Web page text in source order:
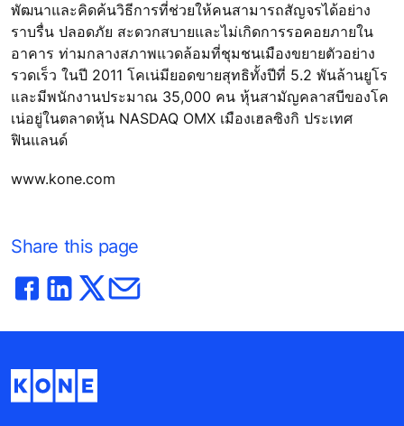
พัฒนาและคิดค้นวิธีการที่ช่วยให้คนสามารถสัญจรได้อย่าง
ราบรื่น ปลอดภัย สะดวกสบายและไม่เกิดการรอคอยภายใน
อาคาร ท่ามกลางสภาพแวดล้อมที่ชุมชนเมืองขยายตัวอย่าง
รวดเร็ว ในปี 2011 โคเน่มียอดขายสุทธิทั้งปีที่ 5.2 พันล้านยูโร
และมีพนักงานประมาณ 35,000 คน หุ้นสามัญคลาสบีของโค
เน่อยู่ในตลาดหุ้น NASDAQ OMX เมืองเฮลซิงกิ ประเทศ
ฟินแลนด์
www.kone.com
Share this page